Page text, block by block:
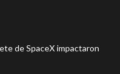
de SpaceX impactaron